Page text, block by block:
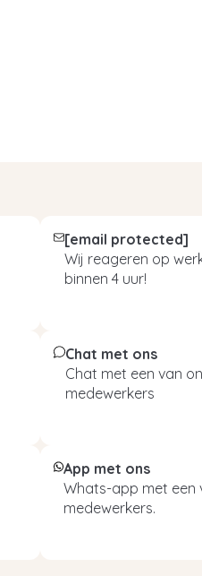
[email protected]
Wij reageren op
binnen 4 uur!
Chat met ons
Chat met een van
medewerkers
App met ons
Whats-app met een
medewerkers.